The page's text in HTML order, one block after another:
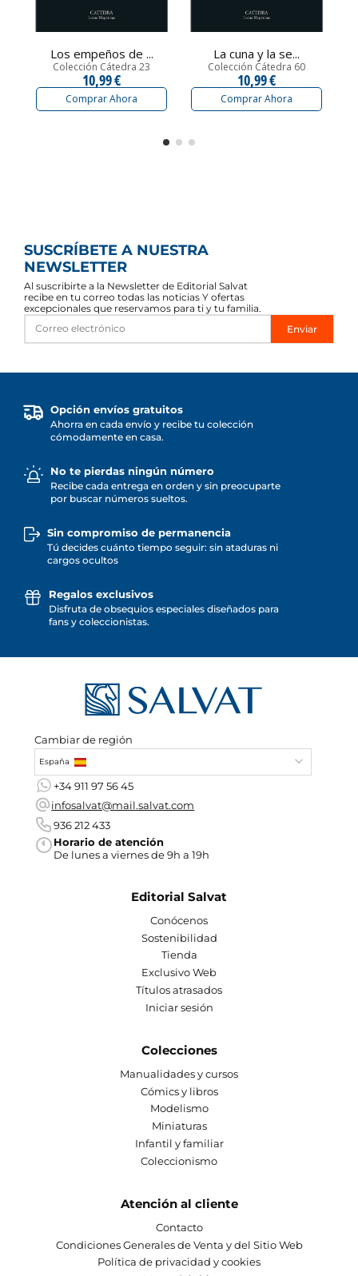
Los empeños de ...
Colección Cátedra 23
10,99 €
Comprar Ahora
La cuna y la se...
Colección Cátedra 60
10,99 €
Comprar Ahora
SUSCRÍBETE A NUESTRA
NEWSLETTER
Al suscribirte a la Newsletter de Editorial Salvat
recibe en tu correo todas las noticias Y ofertas
excepcionales que reservamos para ti y tu familia.
Enviar
Opción envíos gratuitos
Ahorra en cada envío y recibe tu colección
cómodamente en casa.
No te pierdas ningún número
Recibe cada entrega en orden y sin preocuparte
por buscar números sueltos.
Sin compromiso de permanencia
Tú decides cuánto tiempo seguir: sin ataduras ni
cargos ocultos
Regalos exclusivos
Disfruta de obsequios especiales diseñados para
fans y coleccionistas.
Cambiar de región
España
+34 911 97 56 45
infosalvat@mail.salvat.com
936 212 433
Horario de atención
De lunes a viernes de 9h a 19h
Editorial Salvat
Conócenos
Sostenibilidad
Tienda
Exclusivo Web
Títulos atrasados
Iniciar sesión
Colecciones
Manualidades y cursos
Cómics y libros
Modelismo
Miniaturas
Infantil y familiar
Coleccionismo
Atención al cliente
Contacto
Condiciones Generales de Venta y del Sitio Web
Política de privacidad y cookies